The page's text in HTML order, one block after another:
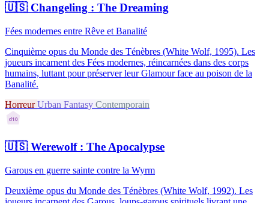
🇺🇸Changeling : The Dreaming
Fées modernes entre Rêve et Banalité
Cinquième opus du Monde des Ténèbres (White Wolf, 1995). Les
joueurs incarnent des Fées modernes, réincarnées dans des corps
humains, luttant pour préserver leur Glamour face au poison de la
Banalité.
HorreurUrban Fantasy Contemporain
d10
🇺🇸Werewolf : The Apocalypse
Garous en guerre sainte contre la Wyrm
Deuxième opus du Monde des Ténèbres (White Wolf, 1992). Les